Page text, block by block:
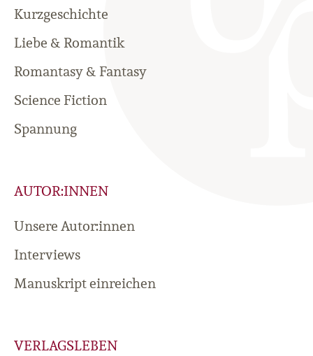
Kurzgeschichte
Liebe & Romantik
Romantasy & Fantasy
Science Fiction
Spannung
AUTOR:INNEN
Unsere Autor:innen
Interviews
Manuskript einreichen
VERLAGSLEBEN